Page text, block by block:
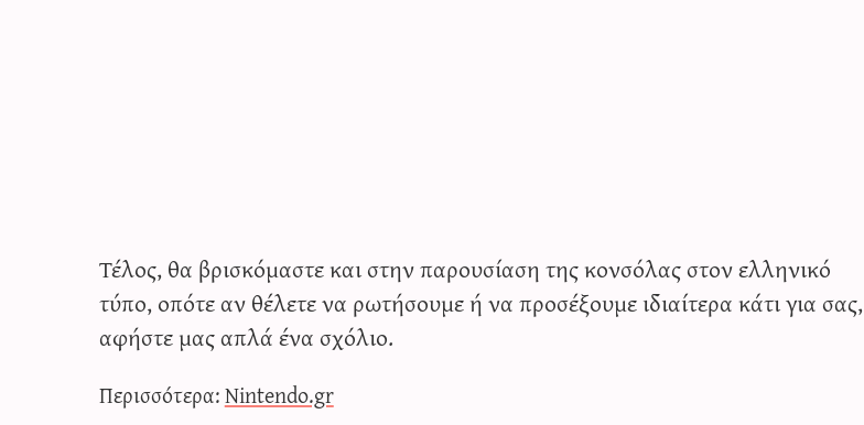
Τέλος, θα βρισκόμαστε και στην παρουσίαση της κονσόλας στον ελληνικό
τύπο, οπότε αν θέλετε να ρωτήσουμε ή να προσέξουμε ιδιαίτερα κάτι για σας,
αφήστε μας απλά ένα σχόλιο.
Περισσότερα:Nintendo.gr